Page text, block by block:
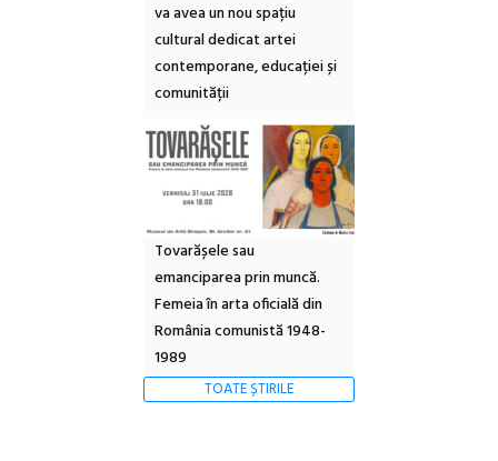
va avea un nou spațiu
cultural dedicat artei
contemporane, educației și
comunității
Tovarășele sau
emanciparea prin muncă.
Femeia în arta oficială din
România comunistă 1948-
1989
TOATE ȘTIRILE